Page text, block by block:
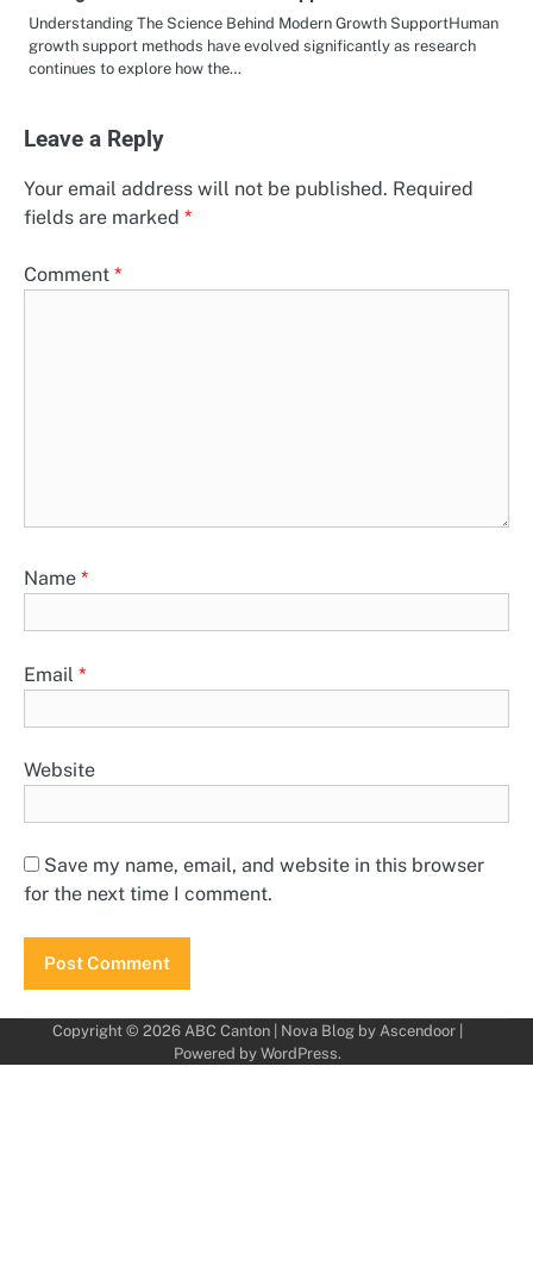
Understanding The Science Behind Modern Growth SupportHuman
growth support methods have evolved significantly as research
continues to explore how the…
Leave a Reply
Your email address will not be published. Required
fields are marked *
Comment *
Name *
Email *
Website
Save my name, email, and website in this browser
for the next time I comment.
Copyright © 2026 ABC Canton| Nova Blog by Ascendoor|
Powered by WordPress.